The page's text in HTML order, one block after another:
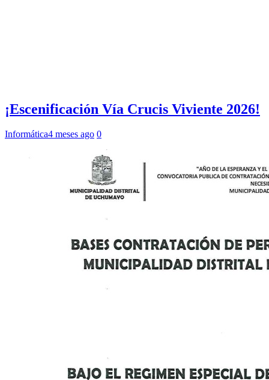
¡Escenificación Vía Crucis Viviente 2026!
Informática4 meses ago 0